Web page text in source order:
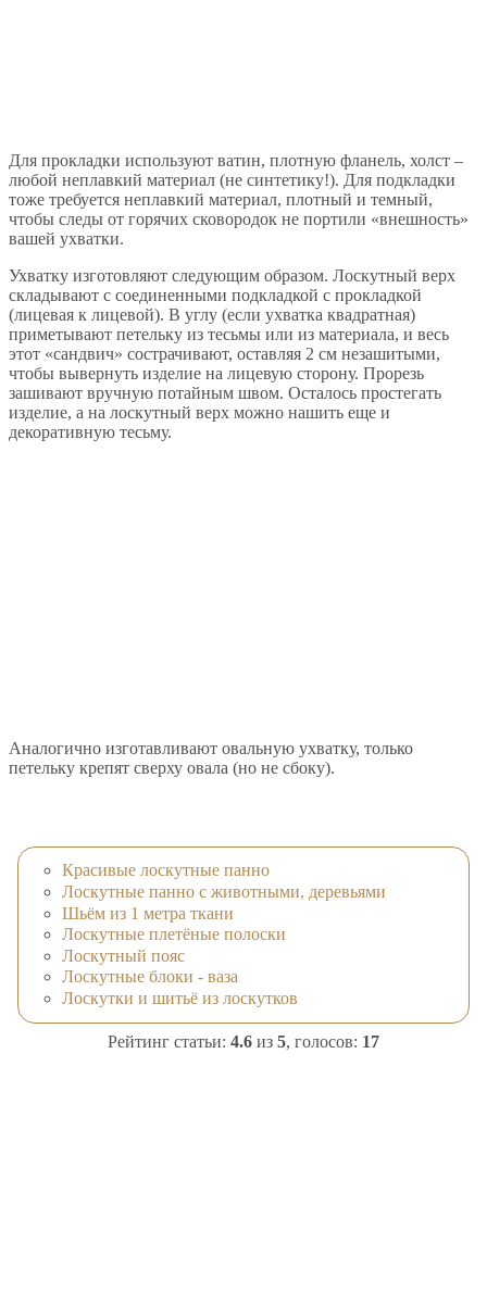
Для прокладки используют ватин, плотную фланель, холст –
любой неплавкий материал (не синтетику!). Для подкладки
тоже требуется неплавкий материал, плотный и темный,
чтобы следы от горячих сковородок не портили «внешность»
вашей ухватки.
Ухватку изготовляют следующим образом. Лоскутный верх
складывают с соединенными подкладкой с прокладкой
(лицевая к лицевой). В углу (если ухватка квадратная)
приметывают петельку из тесьмы или из материала, и весь
этот «сандвич» сострачивают, оставляя 2 см незашитыми,
чтобы вывернуть изделие на лицевую сторону. Прорезь
зашивают вручную потайным швом. Осталось простегать
изделие, а на лоскутный верх можно нашить еще и
декоративную тесьму.
Аналогично изготавливают овальную ухватку, только
петельку крепят сверху овала (но не сбоку).
Красивые лоскутные панно
Лоскутные панно с животными, деревьями
Шьём из 1 метра ткани
Лоскутные плетёные полоски
Лоскутный пояс
Лоскутные блоки - ваза
Лоскутки и шитьё из лоскутков
Рейтинг статьи: 4.6 из 5, голосов: 17